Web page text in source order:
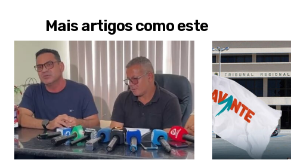
Mais artigos como este